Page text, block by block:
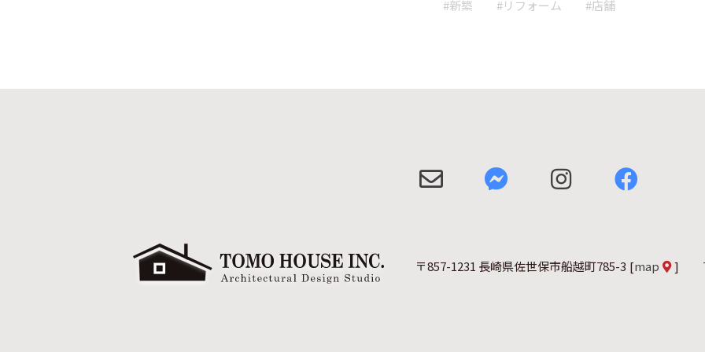
#新築 #リフォーム #店舗
〒857-1231 長崎県佐世保市船越町785-3 [map ]